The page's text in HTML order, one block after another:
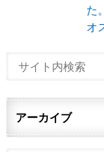
た
オ
アーカイブ